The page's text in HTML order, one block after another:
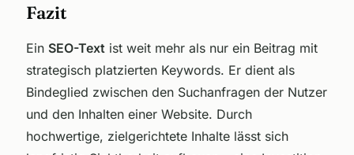
Fazit
Ein SEO-Text ist weit mehr als nur ein Beitrag mit
strategisch platzierten Keywords. Er dient als
Bindeglied zwischen den Suchanfragen der Nutzer
und den Inhalten einer Website. Durch
hochwertige, zielgerichtete Inhalte lässt sich